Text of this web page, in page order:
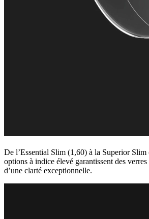
De l’Essential Slim (1,60) à la Superior
options à indice élevé garantissent des
d’une clarté exceptionnelle.